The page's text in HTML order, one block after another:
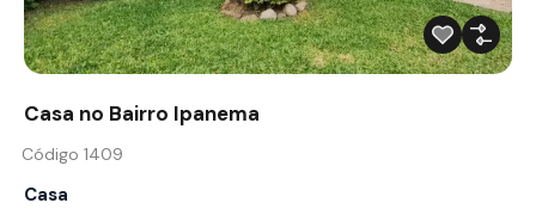
Casa no Bairro Ipanema
Código 1409
Casa